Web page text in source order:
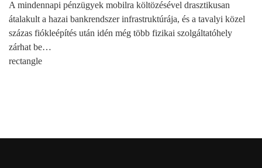
A mindennapi pénzügyek mobilra költözésével drasztikusan
átalakult a hazai bankrendszer infrastruktúrája, és a tavalyi közel
százas fiókleépítés után idén még több fizikai szolgáltatóhely
zárhat be…
rectangle